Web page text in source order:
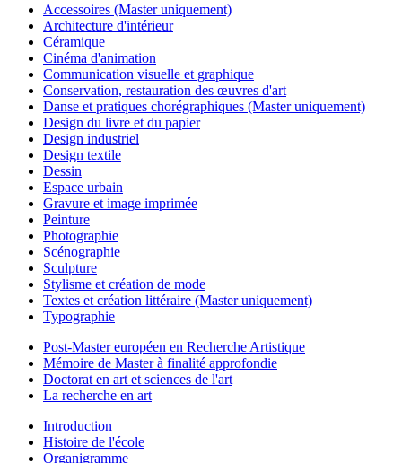
Accessoires (Master uniquement)
Architecture d'intérieur
Céramique
Cinéma d'animation
Communication visuelle et graphique
Conservation, restauration des œuvres d'art
Danse et pratiques chorégraphiques (Master uniquement)
Design du livre et du papier
Design industriel
Design textile
Dessin
Espace urbain
Gravure et image imprimée
Peinture
Photographie
Scénographie
Sculpture
Stylisme et création de mode
Textes et création littéraire (Master uniquement)
Typographie
Post-Master européen en Recherche Artistique
Mémoire de Master à finalité approfondie
Doctorat en art et sciences de l'art
La recherche en art
Introduction
Histoire de l'école
Organigramme